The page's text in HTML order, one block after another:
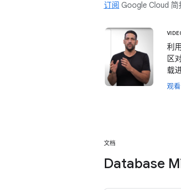
订阅 Google Cloud 简
利
区
载
观
文档
Database